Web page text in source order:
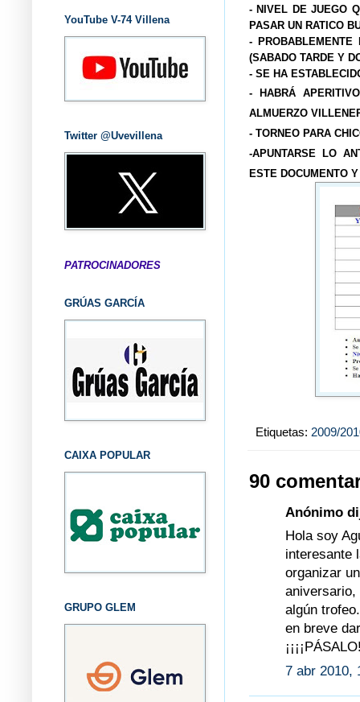
- NIVEL DE JUEGO
PASAR UN RATICO
-
(SABADO TARDE Y
- SE HA
- HABRÁ
ALMUERZO
- TORNEO PARA
-APUNTARSE LO
ESTE DOCUMENTO
Etiquetas: 2009/
90
Anónimo
Hola soy
interesante
organizar
aniversario,
algún trofeo.
en breve
7 abr 2010,
YouTube V-74 Villena
Twitter @Uvevillena
PATROCINADORES
GRÚAS GARCÍA
CAIXA POPULAR
GRUPO GLEM